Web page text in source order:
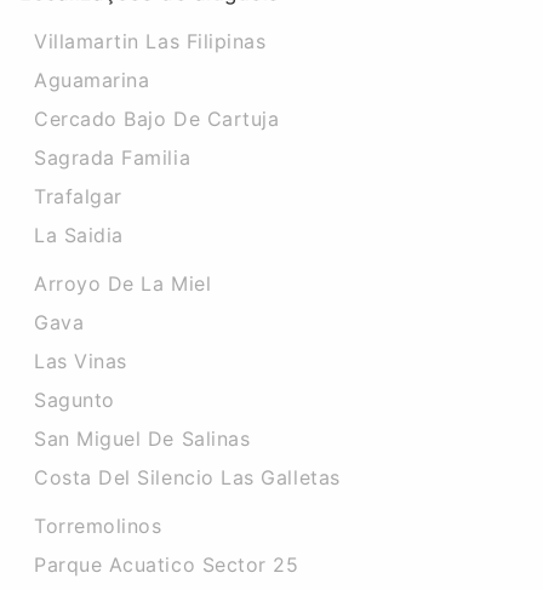
Villamartin Las Filipinas
Aguamarina
Cercado Bajo De Cartuja
Sagrada Familia
Trafalgar
La Saidia
Arroyo De La Miel
Gava
Las Vinas
Sagunto
San Miguel De Salinas
Costa Del Silencio Las Galletas
Torremolinos
Parque Acuatico Sector 25